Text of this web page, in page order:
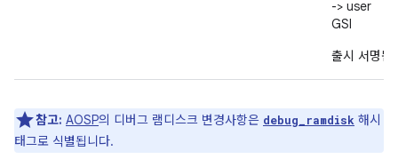
-> user
GSI
출시 서명됨
참고: AOSP의 디버그 램디스크 변경사항은 debug_ramdisk 해시
태그로 식별됩니다.